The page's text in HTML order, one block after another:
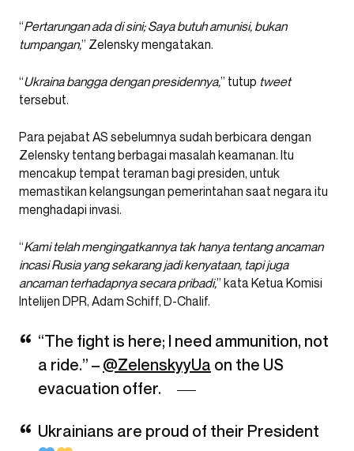
“Pertarungan ada di sini; Saya butuh amunisi, bukan
tumpangan,” Zelensky mengatakan.
“Ukraina bangga dengan presidennya,” tutup tweet
tersebut.
Para pejabat AS sebelumnya sudah berbicara dengan
Zelensky tentang berbagai masalah keamanan. Itu
mencakup tempat teraman bagi presiden, untuk
memastikan kelangsungan pemerintahan saat negara itu
menghadapi invasi.
“Kami telah mengingatkannya tak hanya tentang ancaman
incasi Rusia yang sekarang jadi kenyataan, tapi juga
ancaman terhadapnya secara pribadi,” kata Ketua Komisi
Intelijen DPR, Adam Schiff, D-Chalif.
“The fight is here; I need ammunition, not
a ride.” – @ZelenskyyUa on the US
evacuation offer.
Ukrainians are proud of their President